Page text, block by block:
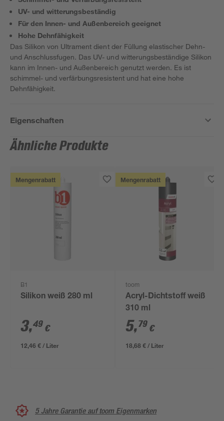
UV- und witterungsbeständig
Für den Innen- und Außenbereich geeignet
Hohe Dehnfähigkeit
Das Silikon von Ultrament dient der Füllung elastischer Dehn-
und Anschlussfugen. Das UV- und witterungsbeständige Silikon
kann im Innen- und Außenbereich genutzt werden. Es ist
schimmel- und verfärbungsresistent und hat eine hohe
Dehnfähigkeit.
Eigenschaften
Ähnliche Produkte
Mengenrabatt
B1
Silikon weiß 280 ml
3,49 €
12,46 € / Liter
Mengenrabatt
toom
Acryl-Dichtstoff weiß
310 ml
5,79 €
18,68 € / Liter
5 Jahre Garantie auf toom Eigenmarken